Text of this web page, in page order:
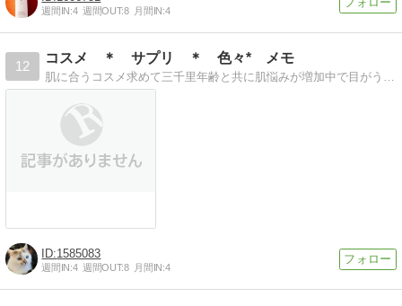
週間IN:4 週間OUT:8 月間IN:4
12
コスメ ＊ サプリ ＊ 色々* メモ
肌に合うコスメ求めて三千里年齢と共に肌悩みが増加中で目がうつろ！
1585083
週間IN:4 週間OUT:8 月間IN:4